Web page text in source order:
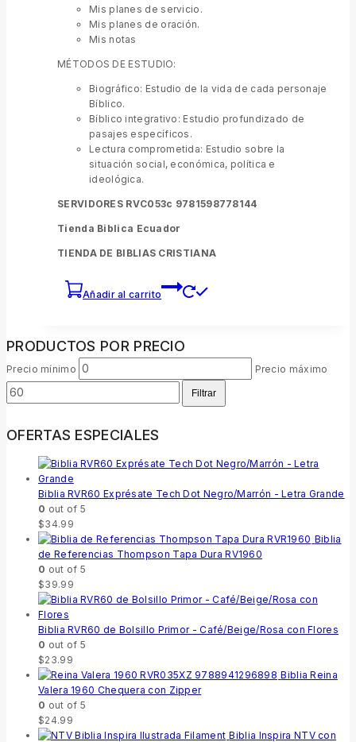
Mis planes de servicio.
Mis planes de oración.
Mis notas
MÉTODOS DE ESTUDIO:
Biográfico: Estudio de la vida de cada personaje
Bíblico.
Bíblico integrativo: Estudio profundizado de
pasajes específicos.
Lectura comprometida: Estudio sobre la
situación social, económica, política e
ideológica.
SERVIDORES RVC053c 9781598778144
Tienda Biblica Ecuador
TIENDA DE BIBLIAS CRISTIANA
Añadir al carrito
PRODUCTOS POR PRECIO
Precio mínimo Precio máximo
Filtrar
OFERTAS ESPECIALES
Biblia RVR60 Exprésate Tech Dot Negro/Marrón - Letra Grande
0 out of 5
$34.99
Biblia
de Referencias Thompson Tapa Dura RV1960
0 out of 5
$39.99
Biblia RVR60 de Bolsillo Primor - Café/Beige/Rosa con Flores
0 out of 5
$23.99
Biblia Reina
Valera 1960 Chequera con Zipper
0 out of 5
$24.99
Biblia Inspira NTV con